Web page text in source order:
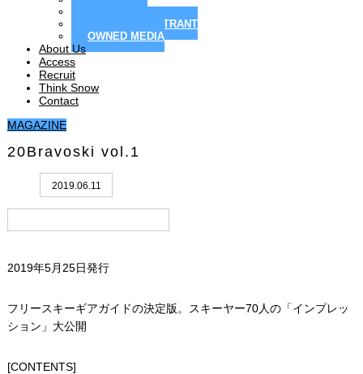
RESORT / RESTRANT
OWNED MEDIA
About Us
Access
Recruit
Think Snow
Contact
MAGAZINE
20Bravoski vol.1
2019.06.11
2019年5月25日発行
フリースキーギアガイドの決定版。スキーヤー70人の「インプレッ
ション」大公開
[CONTENTS]